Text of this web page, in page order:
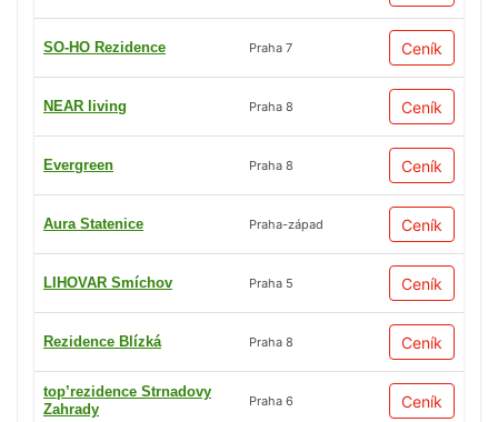
SO-HO Rezidence Praha 7 Ceník
NEAR living Praha 8 Ceník
Evergreen Praha 8 Ceník
Aura Statenice Praha-západ Ceník
LIHOVAR Smíchov Praha 5 Ceník
Rezidence Blízká Praha 8 Ceník
top’rezidence Strnadovy
Zahrady
Praha 6 Ceník